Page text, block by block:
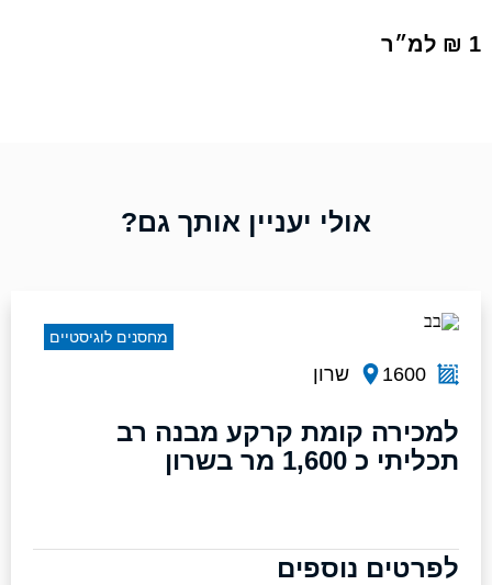
1 ₪ למ״ר
אולי יעניין אותך גם?
1600 שרון
למכירה קומת קרקע מבנה רב
תכליתי כ 1,600 מר בשרון
לפרטים נוספים
מחסנים לוגיסטיים